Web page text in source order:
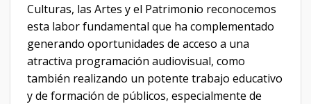
Culturas, las Artes y el Patrimonio reconocemos
esta labor fundamental que ha complementado
generando oportunidades de acceso a una
atractiva programación audiovisual, como
también realizando un potente trabajo educativo
y de formación de públicos, especialmente de